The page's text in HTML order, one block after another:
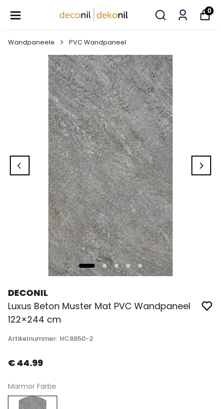
0
Wandpaneele PVC Wandpaneel
DECONIL
Luxus Beton Muster Mat PVC Wandpaneel
122×244 cm
Artikelnummer: HC8850-2
€ 44.99
Marmor Farbe